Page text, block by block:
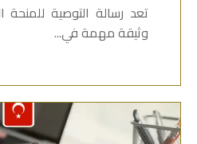
تعد رسالة التوصية للمنحة
وثيقة مهمة في...